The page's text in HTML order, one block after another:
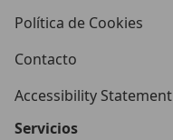
Política de Cookies
Contacto
Accessibility Statement
Servicios